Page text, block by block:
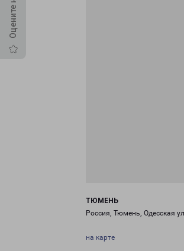
ТЮМЕНЬ
Россия, Тюмень, Одесская
на карте